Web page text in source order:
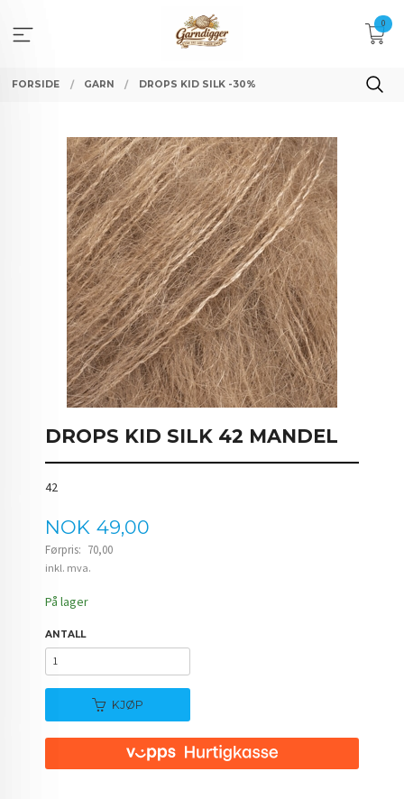
innholdet
0
FORSIDE GARN DROPS KID SILK -30%
DROPS KID SILK 42 MANDEL
42
Tilbud
NOK 49,00
Førpris: 70,00
Rabatt
inkl. mva.
På lager
ANTALL
KJØP